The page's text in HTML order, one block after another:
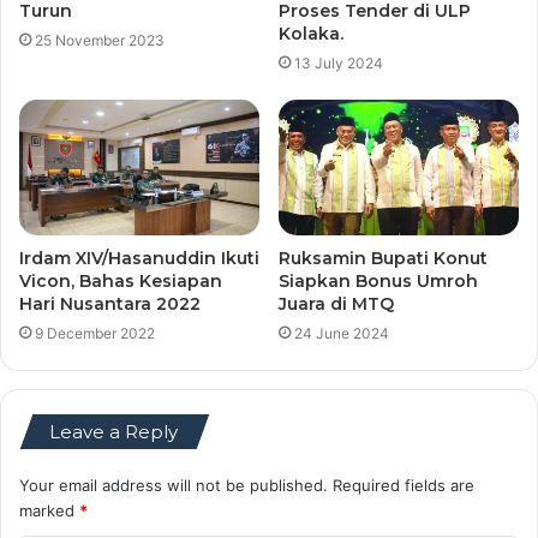
Turun
25 November 2023
Proses Tender di ULP
Kolaka.
13 July 2024
Irdam XIV/Hasanuddin Ikuti
Vicon, Bahas Kesiapan
Hari Nusantara 2022
9 December 2022
Ruksamin Bupati Konut
Siapkan Bonus Umroh
Juara di MTQ
24 June 2024
Leave a Reply
Your email address will not be published. Required fields are
marked *